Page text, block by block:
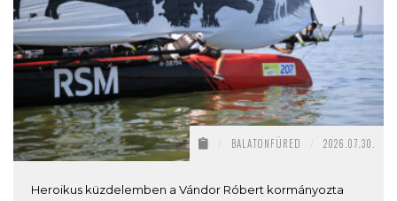
BALATONFÜRED 2026.07.30.
Heroikus küzdelemben a Vándor Róbert kormányozta